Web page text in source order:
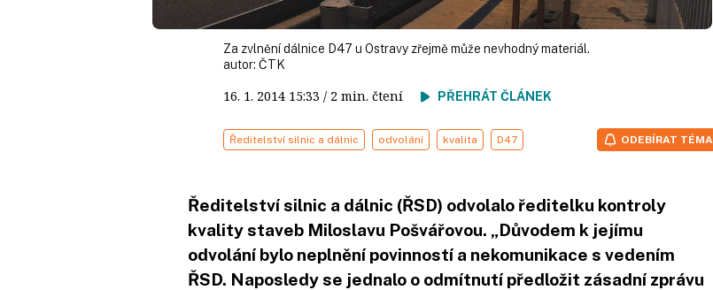
Za zvlnění dálnice D47 u Ostravy zřejmě může nevhodný materiál.
autor: ČTK
16. 1. 2014 15:33 / 2 min. čtení PŘEHRÁT ČLÁNEK
Ředitelství silnic a dálnic odvolání kvalita D47 ODEBÍRAT TÉMA
Ředitelství silnic a dálnic (ŘSD) odvolalo ředitelku kontroly
kvality staveb Miloslavu Pošvářovou. „Důvodem k jejímu
odvolání bylo neplnění povinností a nekomunikace s vedením
ŘSD. Naposledy se jednalo o odmítnutí předložit zásadní zprávu